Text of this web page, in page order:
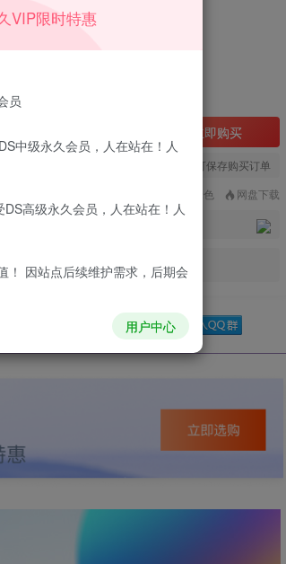
员
立即购买
您当前未登录！建议登陆后购买，可保存购买订单
安全绿色 网盘下载
及时联系站长QQ：
只需签到就可以获得！
时间联系我们删除！ Q群：
VIP限时特惠
员
中级永久会员，人在站在！人
高级永久会员，人在站在！人
！ 因站点后续维护需求，后期会
用户中心